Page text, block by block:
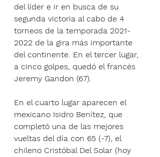
del líder e ir en busca de su
segunda victoria al cabo de 4
torneos de la temporada 2021-
2022 de la gira más importante
del continente. En el tercer lugar,
a cinco golpes, quedó el francés
Jeremy Gandon (67).
En el cuarto lugar aparecen el
mexicano Isidro Benítez, que
completó una de las mejores
vueltas del día con 65 (-7), el
chileno Cristóbal Del Solar (hoy